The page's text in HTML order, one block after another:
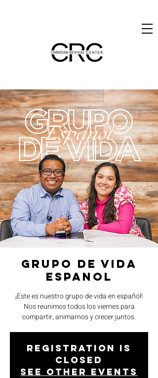
Grupo de Vida
Espanol
¡Este es nuestro grupo de vida en español!
Nos reunimos todos los viernes para
compartir, animarnos y crecer juntos.
Registration is
closed
See other events